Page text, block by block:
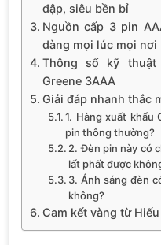
đập, siêu bền bỉ
Nguồn cấp 3 pin
dàng mọi lúc mọi nơi
Thông số kỹ
Greene 3AAA
Giải đáp nhanh thắc
1. Hàng xuất khẩu
pin thông thường?
2. Đèn pin này có
lất phất được
3. Ánh sáng đèn
không?
Cam kết vàng từ Hiếu